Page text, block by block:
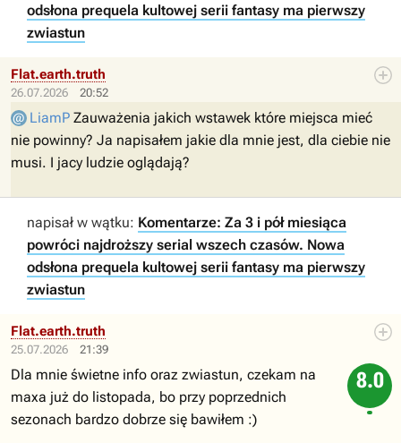
odsłona prequela kultowej serii fantasy ma pierwszy
zwiastun
26.07.2026 20:52
Flat.earth.truth
LiamP Zauważenia jakich wstawek które miejsca mieć
nie powinny? Ja napisałem jakie dla mnie jest, dla ciebie nie
musi. I jacy ludzie oglądają?
napisał w wątku: Komentarze: Za 3 i pół miesiąca
powróci najdroższy serial wszech czasów. Nowa
odsłona prequela kultowej serii fantasy ma pierwszy
zwiastun
25.07.2026 21:39
Flat.earth.truth
8.0
Dla mnie świetne info oraz zwiastun, czekam na
maxa już do listopada, bo przy poprzednich
sezonach bardzo dobrze się bawiłem :)